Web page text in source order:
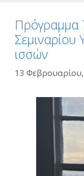
Πρόγραμμα
ισσών
13